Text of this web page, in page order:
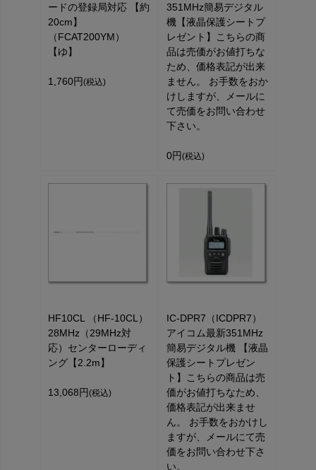
ードの登録局対応 【約
20cm】
（FCAT200YM）
【ゆ】
1,760円 (税込)
351MHz簡易デジタル
機【液晶保護シートプ
レゼント】こちらの商
品は売価がお値打ちな
ため、価格表記が出来
ません。 お手数をおか
けしますが、メールに
て売価をお問い合わせ
下さい。
0円 (税込)
HF10CL （HF-10CL）
28MHz（29MHz対
応）センターローディ
ング【2.2m】
13,068円 (税込)
IC-DPR7（ICDPR7）
アイコム最新351MHz
簡易デジタル機 【液晶
保護シートプレゼン
ト】こちらの商品は売
価がお値打ちなため、
価格表記が出来ませ
ん。 お手数をおかけし
ますが、メールにて売
価をお問い合わせ下さ
い。